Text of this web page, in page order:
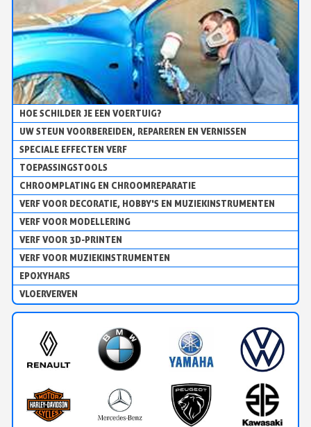
HOE SCHILDER JE EEN VOERTUIG?
UW STEUN VOORBEREIDEN, REPAREREN EN VERNISSEN
SPECIALE EFFECTEN VERF
TOEPASSINGSTOOLS
CHROOMPLATING EN CHROOMREPARATIE
VERF VOOR DECORATIE, HOBBY'S EN MUZIEKINSTRUMENTEN
VERF VOOR MODELLERING
VERF VOOR 3D-PRINTEN
VERF VOOR MUZIEKINSTRUMENTEN
EPOXYHARS
VLOERVERVEN